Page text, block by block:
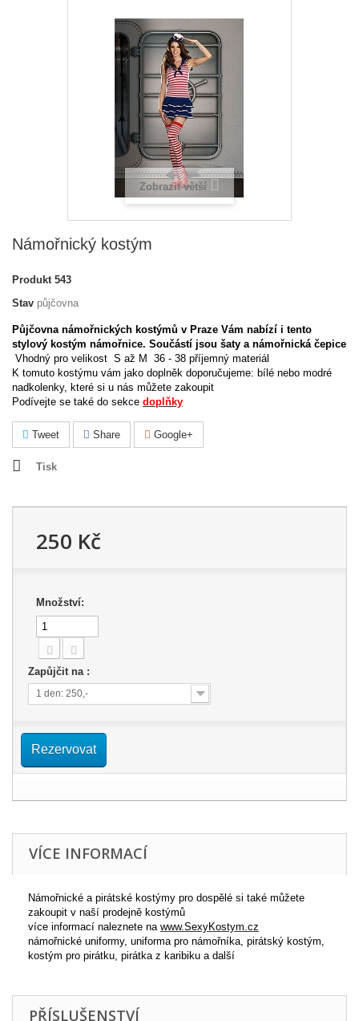
Zobrazit větší
Námořnický kostým
Produkt 543
Stav půjčovna
Půjčovna námořnických kostýmů v Praze Vám nabízí i tento
stylový kostým námořnice. Součástí jsou šaty a námořnická čepice
Vhodný pro velikost S až M 36 - 38 příjemný materiál
K tomuto kostýmu vám jako doplněk doporučujeme: bílé nebo modré
nadkolenky, které si u nás můžete zakoupit
Podívejte se také do sekce doplňky
Tweet Share Google+
Tisk
250 Kč
Množství:
Zapůjčit na :
1 den: 250,-
Rezervovat
VÍCE INFORMACÍ
Námořnické a pirátské kostýmy pro dospělé si také můžete
zakoupit v naší prodejně kostýmů
více informací naleznete na www.SexyKostym.cz
námořnické uniformy, uniforma pro námořníka, pirátský kostým,
kostým pro pirátku, pirátka z karibiku a další
PŘÍSLUŠENSTVÍ